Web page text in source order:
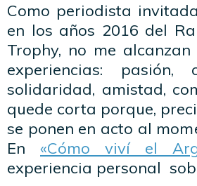
Como periodista
en los años 2016 del
Trophy, no me
experiencias: pasión,
solidaridad, amistad,
quede corta porque,
se ponen en acto al
En
«Cómo viví el
experiencia personal